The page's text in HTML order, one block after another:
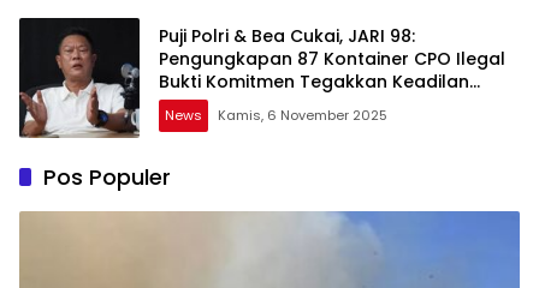
Puji Polri & Bea Cukai, JARI 98:
Pengungkapan 87 Kontainer CPO Ilegal
Bukti Komitmen Tegakkan Keadilan
Ekonomi
News Kamis, 6 November 2025
Pos Populer